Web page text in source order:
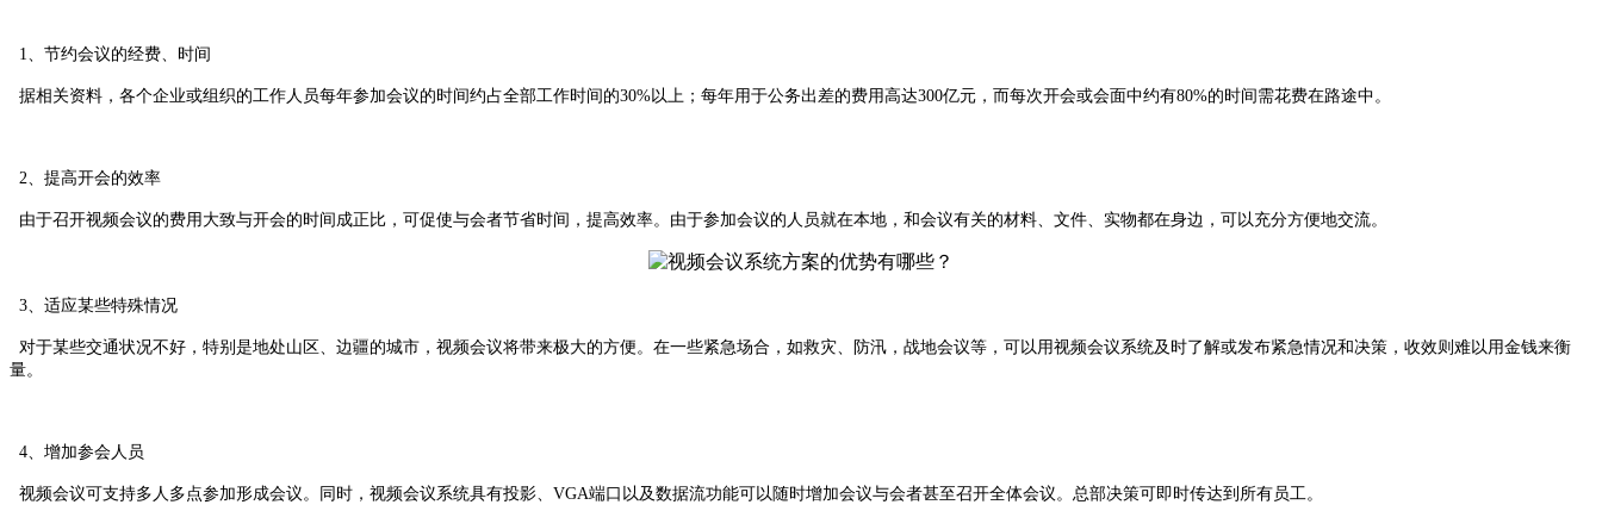
1、节约会议的经费、时间
据相关资料，各个企业或组织的工作人员每年参加会议的时间约占全部工作时间的30%以上；每年用于公务出差的费用高达300亿元，而每次开会或会面中约有80%的时间需花费在路途中。
2、提高开会的效率
由于召开视频会议的费用大致与开会的时间成正比，可促使与会者节省时间，提高效率。由于参加会议的人员就在本地，和会议有关的材料、文件、实物都在身边，可以充分方便地交流。
3、适应某些特殊情况
对于某些交通状况不好，特别是地处山区、边疆的城市，视频会议将带来极大的方便。在一些紧急场合，如救灾、防汛，战地会议等，可以用视频会议系统及时了解或发布紧急情况和决策，收效则难以用金钱来衡
量。
4、增加参会人员
视频会议可支持多人多点参加形成会议。同时，视频会议系统具有投影、VGA端口以及数据流功能可以随时增加会议与会者甚至召开全体会议。总部决策可即时传达到所有员工。